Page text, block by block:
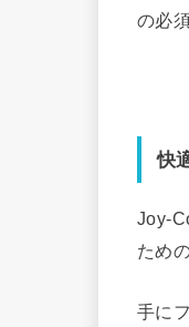
の必
快
Joy-
ため
手に